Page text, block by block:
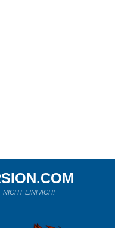
NICHT EINFACH!